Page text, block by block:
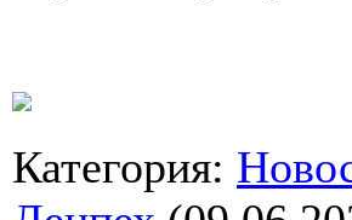
Категория: